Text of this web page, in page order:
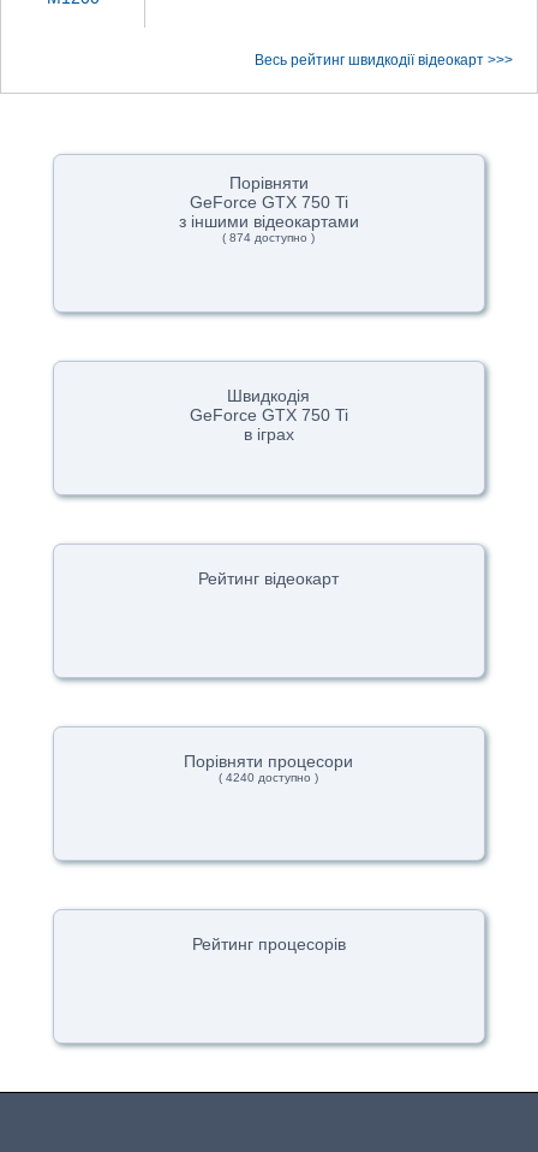
Весь рейтинг швидкодії відеокарт >>>
Порівняти
GeForce GTX 750 Ti
з іншими відеокартами
( 874 доступно )
Швидкодія
GeForce GTX 750 Ti
в іграх
Рейтинг відеокарт
Порівняти процесори
( 4240 доступно )
Рейтинг процесорів